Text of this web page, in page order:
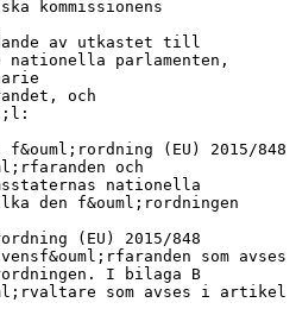
kommissionens
av utkastet till
parlamenten,
och
(EU) 2015/848
och
nationella
den f&ouml;rordningen
(EU) 2015/848
som avses
I bilaga B
som avses i artikel